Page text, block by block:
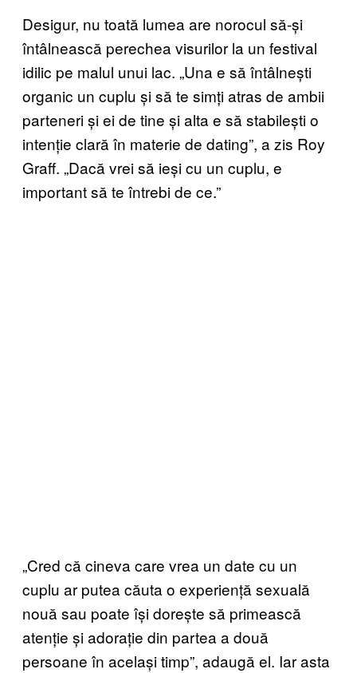
Desigur, nu toată lumea are norocul să-și
întâlnească perechea visurilor la un festival
idilic pe malul unui lac. „Una e să întâlnești
organic un cuplu și să te simți atras de ambii
parteneri și ei de tine și alta e să stabilești o
intenție clară în materie de dating”, a zis Roy
Graff. „Dacă vrei să ieși cu un cuplu, e
important să te întrebi de ce.”
„Cred că cineva care vrea un date cu un
cuplu ar putea căuta o experiență sexuală
nouă sau poate își dorește să primească
atenție și adorație din partea a două
persoane în același timp”, adaugă el. Iar asta